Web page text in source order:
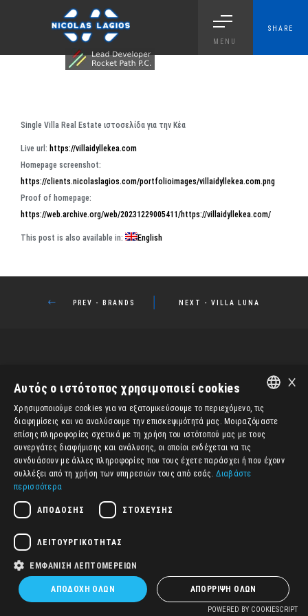
MENU
SHARE
PROJECT DETAILS
Single Villa Real Estate ιστοσελίδα για την Κέα
Live url: https://villaidyllekea.com
Homepage screenshot:
https://clients.nicolaslagios.com/portfolioimages/villaidyllekea.com.png
Proof of homepage:
https://web.archive.org/web/20231229005411/https://villaidyllekea.com/
This post is also available in: English
PREV - BRANDS NEXT - VILLA LUNA
ENGLISH
ΕΛΛΗΝΙΚΆ
×
Αυτός ο ιστότοπος χρησιμοποιεί cookies
Χρησιμοποιούμε cookies για να εξατομικεύσουμε το περιεχόμενο, τις
διαφημίσεις και να αναλύσουμε την επισκεψιμότητά μας. Μοιραζόμαστε
επίσης πληροφορίες σχετικά με τη χρήση του ιστότοπού μας με τους
συνεργάτες διαφήμισης και ανάλυσης, οι οποίοι ενδέχεται να τις
συνδυάσουν με άλλες πληροφορίες που τους έχετε παράσχει ή που έχουν
συλλέξει από τη χρήση των υπηρεσιών τους από εσάς. Διαβάστε
περισσότερα
ΑΠΌΔΟΣΗΣ ΣΤΌΧΕΥΣΗΣ
ΛΕΙΤΟΥΡΓΙΚΌΤΗΤΑΣ
ΕΜΦΆΝΙΣΗ ΛΕΠΤΟΜΕΡΕΙΏΝ
ΑΠΟΔΟΧΉ ΌΛΩΝ ΑΠΌΡΡΙΨΗ ΌΛΩΝ
POWERED BY COOKIESCRIPT